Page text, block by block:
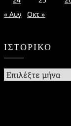
« Αυγ
Οκτ »
ΙΣΤΟΡΙΚΌ
Ιστορικό